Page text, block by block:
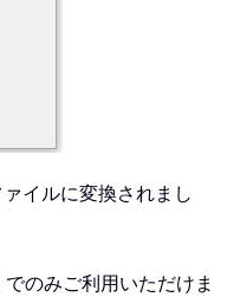
イルに変換されまし
のみご利用いただけま